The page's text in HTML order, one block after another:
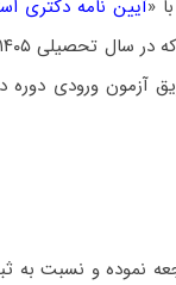
«آیین نامه دکتری
آزمون ورودی دوره
نموده و نسبت به